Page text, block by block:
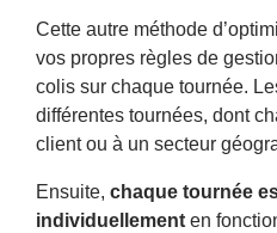
Cette autre méthode
vos propres règles de
colis sur chaque tournée.
différentes tournées, dont
client ou à un secteur
Ensuite, chaque tournée
individuellement en